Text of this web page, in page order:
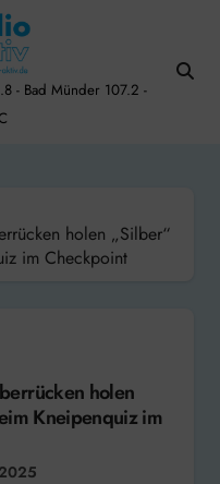
- Bad Münder 107.2 -
holen „Silber“
im Checkpoint
holen
Kneipenquiz im